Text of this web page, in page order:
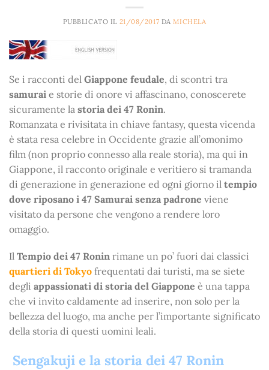
PUBBLICATO IL 21/08/2017 DA MICHELA
Se i racconti del Giappone feudale, di scontri tra
samurai e storie di onore vi affascinano, conoscerete
sicuramente la storia dei 47 Ronin.
Romanzata e rivisitata in chiave fantasy, questa vicenda
è stata resa celebre in Occidente grazie all’omonimo
film (non proprio connesso alla reale storia), ma qui in
Giappone, il racconto originale e veritiero si tramanda
di generazione in generazione ed ogni giorno il tempio
dove riposano i 47 Samurai senza padrone viene
visitato da persone che vengono a rendere loro
omaggio.
Il Tempio dei 47 Ronin rimane un po’ fuori dai classici
quartieri di Tokyo frequentati dai turisti, ma se siete
degli appassionati di storia del Giappone è una tappa
che vi invito caldamente ad inserire, non solo per la
bellezza del luogo, ma anche per l’importante significato
della storia di questi uomini leali.
Sengakuji e la storia dei 47 Ronin